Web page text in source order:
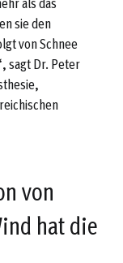
sie den
von Schnee
sagt Dr. Peter
von
hat die